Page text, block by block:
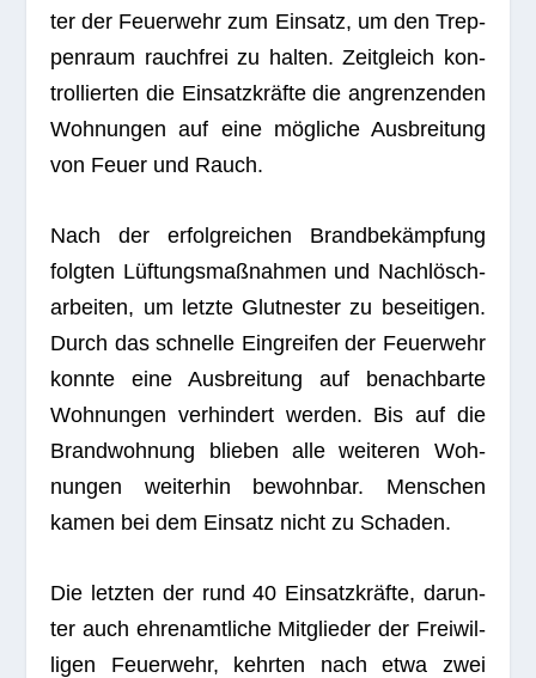
ter der Feu­er­wehr zum Ein­satz, um den Trep­
pen­raum rauch­frei zu hal­ten. Zeit­gleich kon­
trol­lier­ten die Ein­satz­kräfte die angren­zen­den
Woh­nun­gen auf eine mög­li­che Aus­brei­tung
von Feuer und Rauch.
Nach der erfolg­rei­chen Brand­be­kämp­fung
folg­ten Lüf­tungs­maß­nah­men und Nach­lösch­
ar­bei­ten, um letzte Glut­nes­ter zu besei­ti­gen.
Durch das schnelle Ein­grei­fen der Feu­er­wehr
konnte eine Aus­brei­tung auf benach­barte
Woh­nun­gen ver­hin­dert wer­den. Bis auf die
Brand­woh­nung blie­ben alle wei­te­ren Woh­
nun­gen wei­ter­hin bewohn­bar. Men­schen
kamen bei dem Ein­satz nicht zu Schaden.
Die letz­ten der rund 40 Ein­satz­kräfte, dar­un­
ter auch ehren­amt­li­che Mit­glie­der der Frei­wil­
li­gen Feu­er­wehr, kehr­ten nach etwa zwei